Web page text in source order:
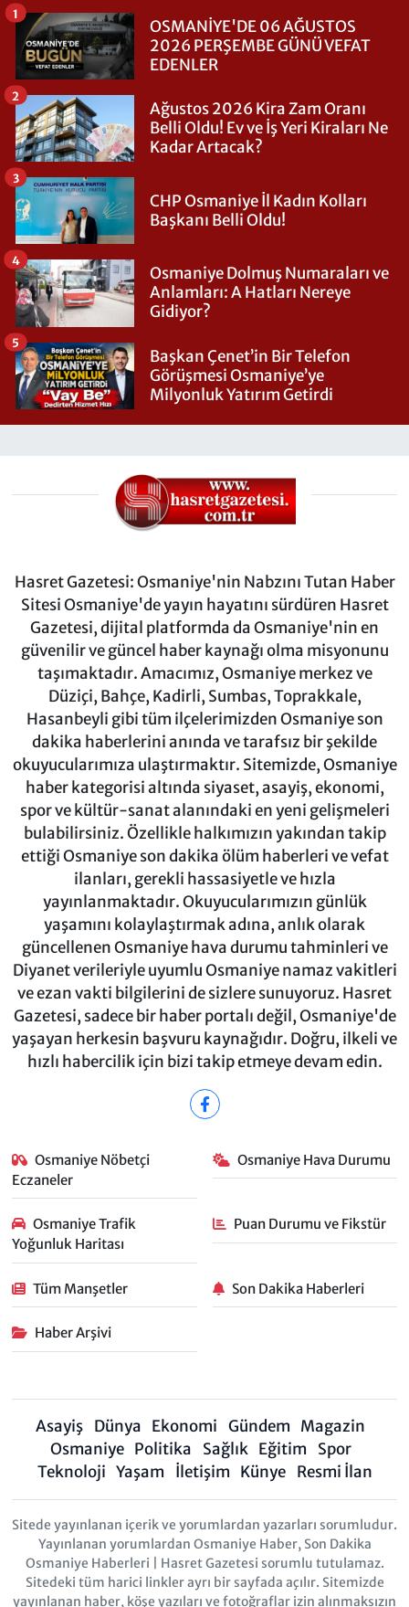
OSMANİYE'DE 06 AĞUSTOS
2026 PERŞEMBE GÜNÜ VEFAT
EDENLER
1
Ağustos 2026 Kira Zam Oranı
Belli Oldu! Ev ve İş Yeri Kiraları Ne
Kadar Artacak?
2
CHP Osmaniye İl Kadın Kolları
Başkanı Belli Oldu!
3
Osmaniye Dolmuş Numaraları ve
Anlamları: A Hatları Nereye
Gidiyor?
4
Başkan Çenet’in Bir Telefon
Görüşmesi Osmaniye’ye
Milyonluk Yatırım Getirdi
5
Hasret Gazetesi: Osmaniye'nin Nabzını Tutan Haber
Sitesi Osmaniye'de yayın hayatını sürdüren Hasret
Gazetesi, dijital platformda da Osmaniye'nin en
güvenilir ve güncel haber kaynağı olma misyonunu
taşımaktadır. Amacımız, Osmaniye merkez ve
Düziçi, Bahçe, Kadirli, Sumbas, Toprakkale,
Hasanbeyli gibi tüm ilçelerimizden Osmaniye son
dakika haberlerini anında ve tarafsız bir şekilde
okuyucularımıza ulaştırmaktır. Sitemizde, Osmaniye
haber kategorisi altında siyaset, asayiş, ekonomi,
spor ve kültür-sanat alanındaki en yeni gelişmeleri
bulabilirsiniz. Özellikle halkımızın yakından takip
ettiği Osmaniye son dakika ölüm haberleri ve vefat
ilanları, gerekli hassasiyetle ve hızla
yayınlanmaktadır. Okuyucularımızın günlük
yaşamını kolaylaştırmak adına, anlık olarak
güncellenen Osmaniye hava durumu tahminleri ve
Diyanet verileriyle uyumlu Osmaniye namaz vakitleri
ve ezan vakti bilgilerini de sizlere sunuyoruz. Hasret
Gazetesi, sadece bir haber portalı değil, Osmaniye'de
yaşayan herkesin başvuru kaynağıdır. Doğru, ilkeli ve
hızlı habercilik için bizi takip etmeye devam edin.
Osmaniye Nöbetçi
Eczaneler
Osmaniye Hava Durumu
Osmaniye Trafik
Yoğunluk Haritası
Puan Durumu ve Fikstür
Tüm Manşetler Son Dakika Haberleri
Haber Arşivi
Asayiş Dünya Ekonomi Gündem Magazin
Osmaniye Politika Sağlık Eğitim
Spor
Teknoloji Yaşam İletişim Künye Resmi İlan
Sitede yayınlanan içerik ve yorumlardan yazarları sorumludur.
Yayınlanan yorumlardan Osmaniye Haber, Son Dakika
Osmaniye Haberleri | Hasret Gazetesi sorumlu tutulamaz.
Sitedeki tüm harici linkler ayrı bir sayfada açılır. Sitemizde
yayınlanan haber, köşe yazıları ve fotoğraflar izin alınmaksızın